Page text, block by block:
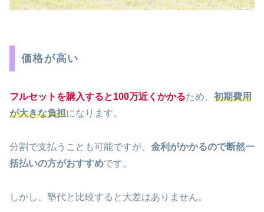
価格が高い
フルセットを購入すると100万近くかかるため、 初期費用
が大きな負担になります。
分割で支払うことも可能ですが、 金利がかかるので断然一
括払いの方がおすすめです。
しかし、塾代と比較すると大差はありません。